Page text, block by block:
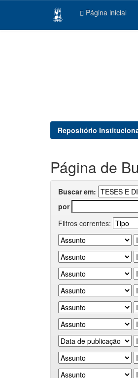
Página inicial
Repositório
Página de
Buscar em:
por
Filtros correntes: